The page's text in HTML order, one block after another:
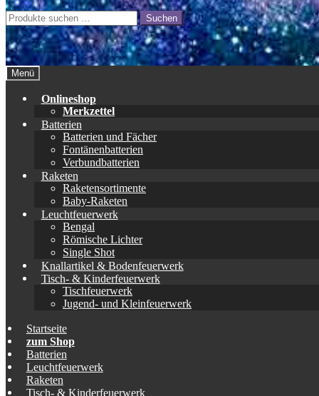
Suche
nach:
Suchen
Menü
Onlineshop
Merkzettel
Batterien
Batterien und Fächer
Fontänenbatterien
Verbundbatterien
Raketen
Raketensortimente
Baby-Raketen
Leuchtfeuerwerk
Bengal
Römische Lichter
Single Shot
Knallartikel & Bodenfeuerwerk
Tisch- & Kinderfeuerwerk
Tischfeuerwerk
Jugend- und Kleinfeuerwerk
Startseite
zum Shop
Batterien
Leuchtfeuerwerk
Raketen
Tisch- & Kinderfeuerwerk